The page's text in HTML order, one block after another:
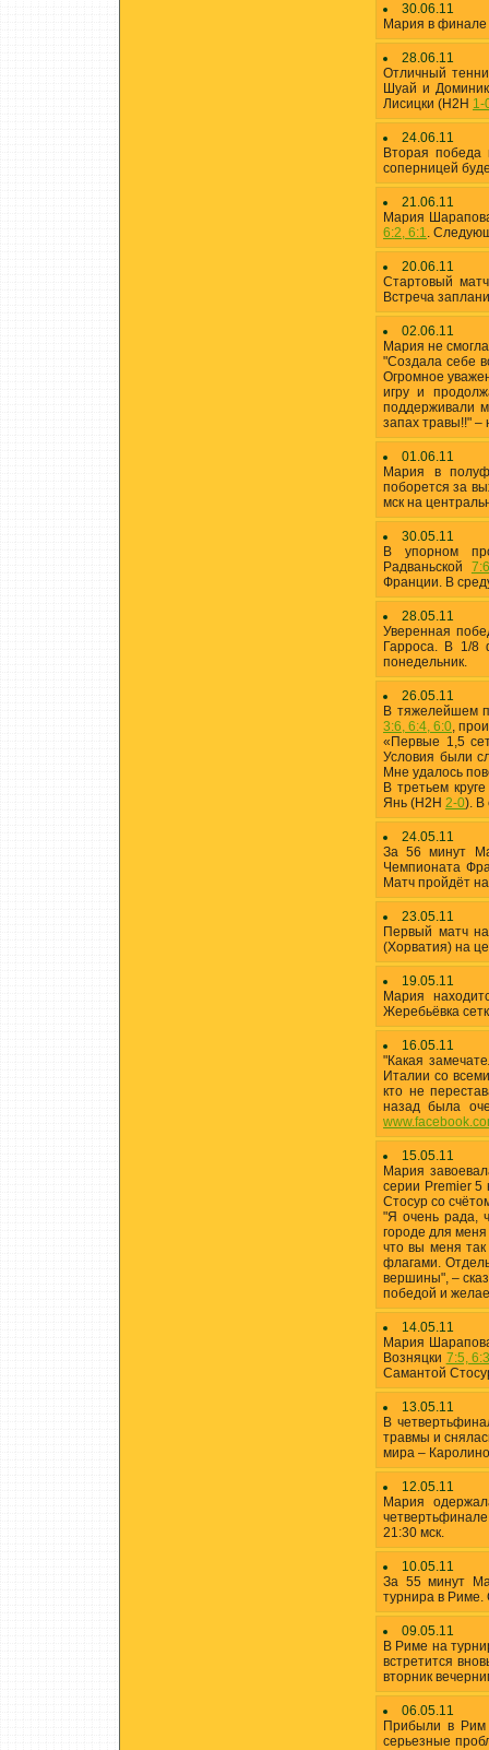
30.06.11
Мария в финале
28.06.11
Отличный
Шуай и
Лисицки (H2H 1-
24.06.11
Вторая
соперницей
21.06.11
Мария
6:2, 6:1.
20.06.11
Стартовый
Встреча
02.06.11
Мария не
"Создала себе
Огромное
игру и
поддерживали
запах травы!!" –
01.06.11
Мария в
поборется за
мск на
30.05.11
В упорном
Радваньской
Франции. В
28.05.11
Уверенная
Гарроса. В 1/8
понедельник.
26.05.11
В тяжелейшем
3:6, 6:4, 6:0,
«Первые 1,5
Условия были
Мне удалось
В третьем
Янь (H2H 2-0). В
24.05.11
За 56 минут
Чемпионата
Матч пройдёт
23.05.11
Первый матч
(Хорватия) на
19.05.11
Мария
Жеребьёвка
16.05.11
"Какая
Италии со
кто не
назад была
15.05.11
Мария
серии Premier 5
Стосур со
"Я очень рада,
городе для
что вы меня
флагами.
вершины", –
победой и
14.05.11
Мария
Возняцки 7:5,
Самантой
13.05.11
В
травмы и
мира –
12.05.11
Мария
21:30 мск.
10.05.11
За 55 минут
турнира в Риме.
09.05.11
В Риме на
встретится
вторник
06.05.11
Прибыли в Рим
серьезные